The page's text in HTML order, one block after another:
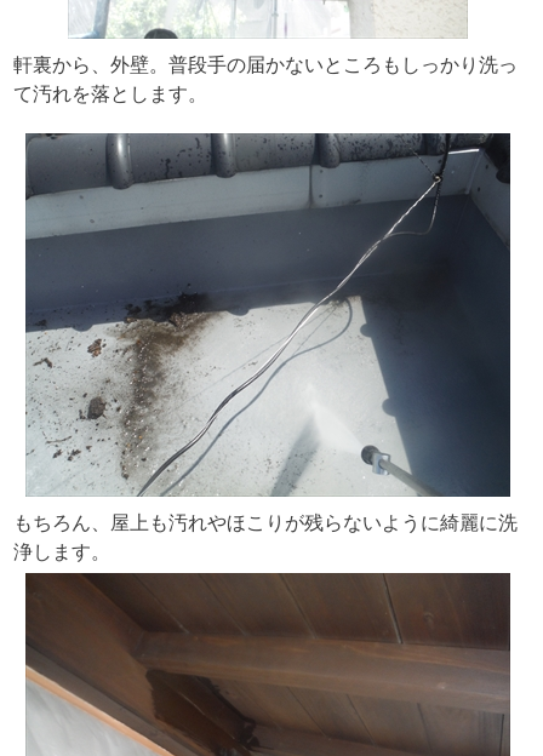
軒裏から、外壁。普段手の届かないところもしっかり洗っ
て汚れを落とします。
もちろん、屋上も汚れやほこりが残らないように綺麗に洗
浄します。